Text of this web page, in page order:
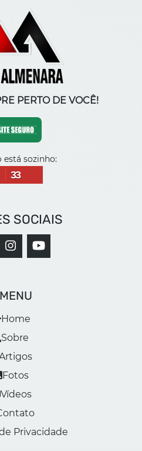
PERTO DE VOCÊ!
está sozinho:
33
Home
Sobre
Fotos
Vídeos
Privacidade
SOCIAIS